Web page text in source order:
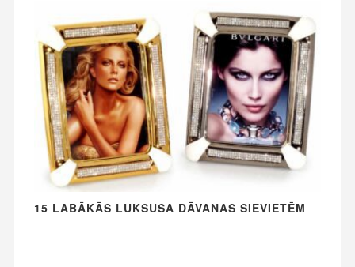
15 LABĀKĀS LUKSUSA DĀVANAS SIEVIETĒM